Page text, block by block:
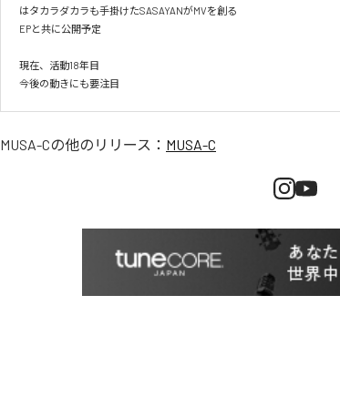
はタカラダカラも手掛けたSASAYANがMVを創る
EPと共に公開予定
現在、活動18年目
今後の動きにも要注目
MUSA-Cの他のリリース： MUSA-C